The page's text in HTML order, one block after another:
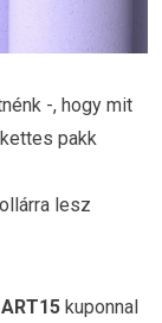
-, hogy mit
pakk
lesz
kuponnal